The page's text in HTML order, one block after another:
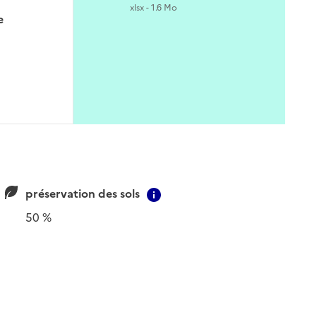
xlsx - 1.6 Mo
préservation des sols
50 %